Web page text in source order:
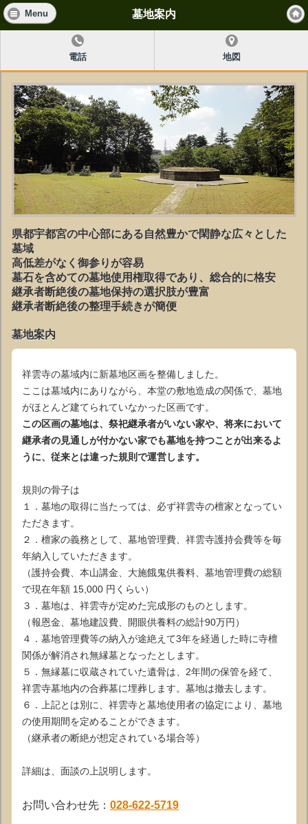
Menu 墓地案内
電話 地図
県都宇都宮の中心部にある自然豊かで閑静な広々とした
墓域
高低差がなく御参りが容易
墓石を含めての墓地使用権取得であり、総合的に格安
継承者断絶後の墓地保持の選択肢が豊富
継承者断絶後の整理手続きが簡便
墓地案内
祥雲寺の墓域内に新墓地区画を整備しました。
ここは墓域内にありながら、本堂の敷地造成の関係で、墓地
がほとんど建てられていなかった区画です。
この区画の墓地は、祭祀継承者がいない家や、将来において
継承者の見通しが付かない家でも墓地を持つことが出来るよ
うに、従来とは違った規則で運営します。
規則の骨子は
１．墓地の取得に当たっては、必ず祥雲寺の檀家となってい
ただきます。
２．檀家の義務として、墓地管理費、祥雲寺護持会費等を毎
年納入していただきます。
（護持会費、本山講金、大施餓鬼供養料、墓地管理費の総額
で現在年額 15,000 円くらい）
３．墓地は、祥雲寺が定めた完成形のものとします。
（報恩金、墓地建設費、開眼供養料の総計90万円）
４．墓地管理費等の納入が途絶えて3年を経過した時に寺檀
関係が解消され無縁墓となったとします。
５．無縁墓に収蔵されていた遺骨は、2年間の保管を経て、
祥雲寺墓地内の合葬墓に埋葬します。墓地は撤去します。
６．上記とは別に、祥雲寺と墓地使用者の協定により、墓地
の使用期間を定めることができます。
（継承者の断絶が想定されている場合等）
詳細は、面談の上説明します。
お問い合わせ先： 028-622-5719